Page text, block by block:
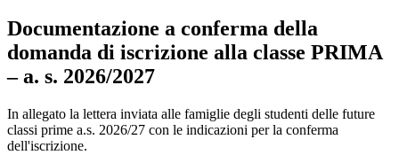
Documentazione a conferma della
domanda di iscrizione alla classe PRIMA
– a. s. 2026/2027
In allegato la lettera inviata alle famiglie degli studenti delle future
classi prime a.s. 2026/27 con le indicazioni per la conferma
dell'iscrizione.